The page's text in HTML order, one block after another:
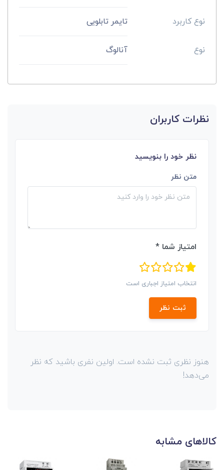
نوع کاربرد تایمر تابلویی
نوع آنالوگ
نظرات کاربران
نظر خود را بنویسید
متن نظر
امتیاز شما *
انتخاب امتیاز اجباری است
ثبت نظر
هنوز نظری ثبت نشده است. اولین نفری باشید که نظر
می‌دهد!
کالاهای مشابه